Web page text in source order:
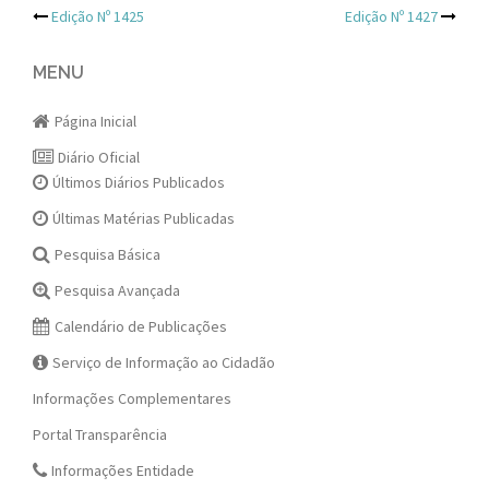
Post
navigation
Edição Nº 1425 Edição Nº 1427
MENU
Página Inicial
Diário Oficial
Últimos Diários Publicados
Últimas Matérias Publicadas
Pesquisa Básica
Pesquisa Avançada
Calendário de Publicações
Serviço de Informação ao Cidadão
Informações Complementares
Portal Transparência
Informações Entidade